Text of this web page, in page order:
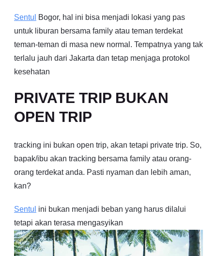
Sentul
Bogor, hal ini bisa menjadi lokasi yang pas
untuk liburan bersama family atau teman terdekat
teman-teman di masa new normal. Tempatnya yang tak
terlalu jauh dari Jakarta dan tetap menjaga protokol
kesehatan
PRIVATE TRIP BUKAN
OPEN TRIP
tracking ini bukan open trip, akan tetapi private trip. So,
bapak/ibu akan tracking bersama family atau orang-
orang terdekat anda. Pasti nyaman dan lebih aman,
kan?
Sentul ini bukan menjadi beban yang harus dilalui
tetapi akan terasa mengasyikan